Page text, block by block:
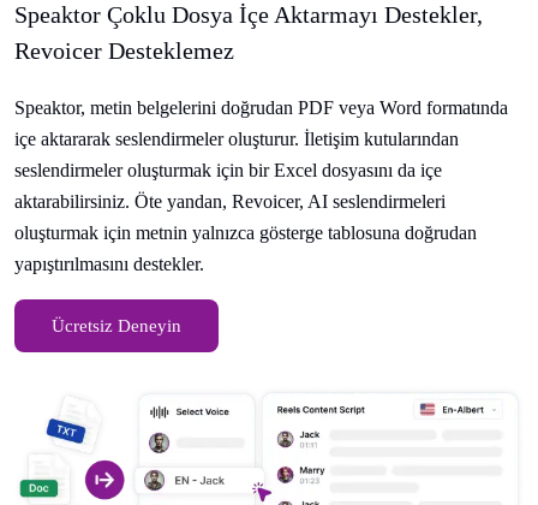
Speaktor Çoklu Dosya İçe Aktarmayı Destekler,
Revoicer Desteklemez
Speaktor, metin belgelerini doğrudan PDF veya Word formatında
içe aktararak seslendirmeler oluşturur. İletişim kutularından
seslendirmeler oluşturmak için bir Excel dosyasını da içe
aktarabilirsiniz. Öte yandan, Revoicer, AI seslendirmeleri
oluşturmak için metnin yalnızca gösterge tablosuna doğrudan
yapıştırılmasını destekler.
Ücretsiz Deneyin